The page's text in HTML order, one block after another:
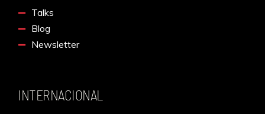
Talks
Blog
Newsletter
INTERNACIONAL